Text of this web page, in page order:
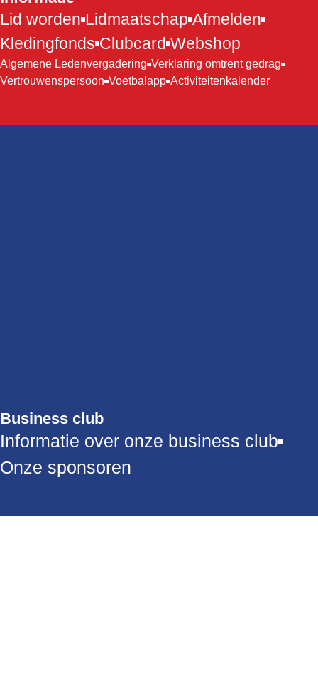
Lid worden Lidmaatschap Afmelden
Kledingfonds Clubcard Webshop
Algemene Ledenvergadering Verklaring omtrent gedrag
Vertrouwenspersoon Voetbalapp Activiteitenkalender
Business club
Informatie over onze business club
Onze sponsoren